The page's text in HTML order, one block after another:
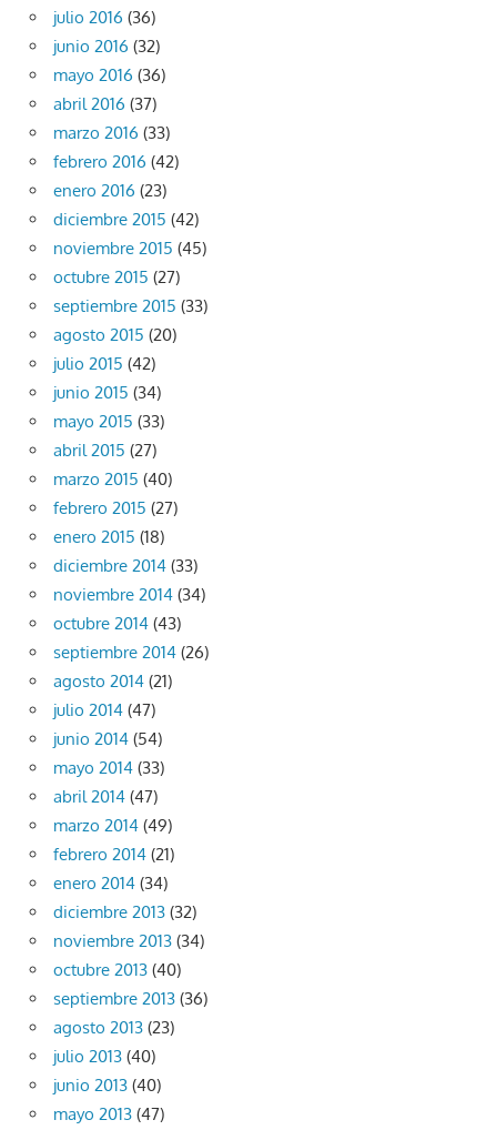
julio 2016 (36)
junio 2016 (32)
mayo 2016 (36)
abril 2016 (37)
marzo 2016 (33)
febrero 2016 (42)
enero 2016 (23)
diciembre 2015 (42)
noviembre 2015 (45)
octubre 2015 (27)
septiembre 2015 (33)
agosto 2015 (20)
julio 2015 (42)
junio 2015 (34)
mayo 2015 (33)
abril 2015 (27)
marzo 2015 (40)
febrero 2015 (27)
enero 2015 (18)
diciembre 2014 (33)
noviembre 2014 (34)
octubre 2014 (43)
septiembre 2014 (26)
agosto 2014 (21)
julio 2014 (47)
junio 2014 (54)
mayo 2014 (33)
abril 2014 (47)
marzo 2014 (49)
febrero 2014 (21)
enero 2014 (34)
diciembre 2013 (32)
noviembre 2013 (34)
octubre 2013 (40)
septiembre 2013 (36)
agosto 2013 (23)
julio 2013 (40)
junio 2013 (40)
mayo 2013 (47)